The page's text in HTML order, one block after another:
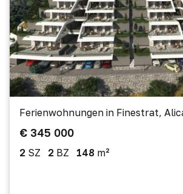
Ferienwohnungen in Finestrat,
€ 345 000
2 SZ 2 BZ 148 m²